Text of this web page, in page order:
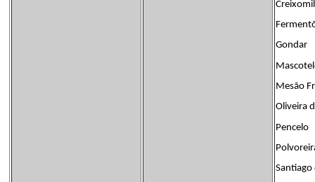
Creixomil
Gondar
Mesão
Oliveira
Pencelo
Santiago